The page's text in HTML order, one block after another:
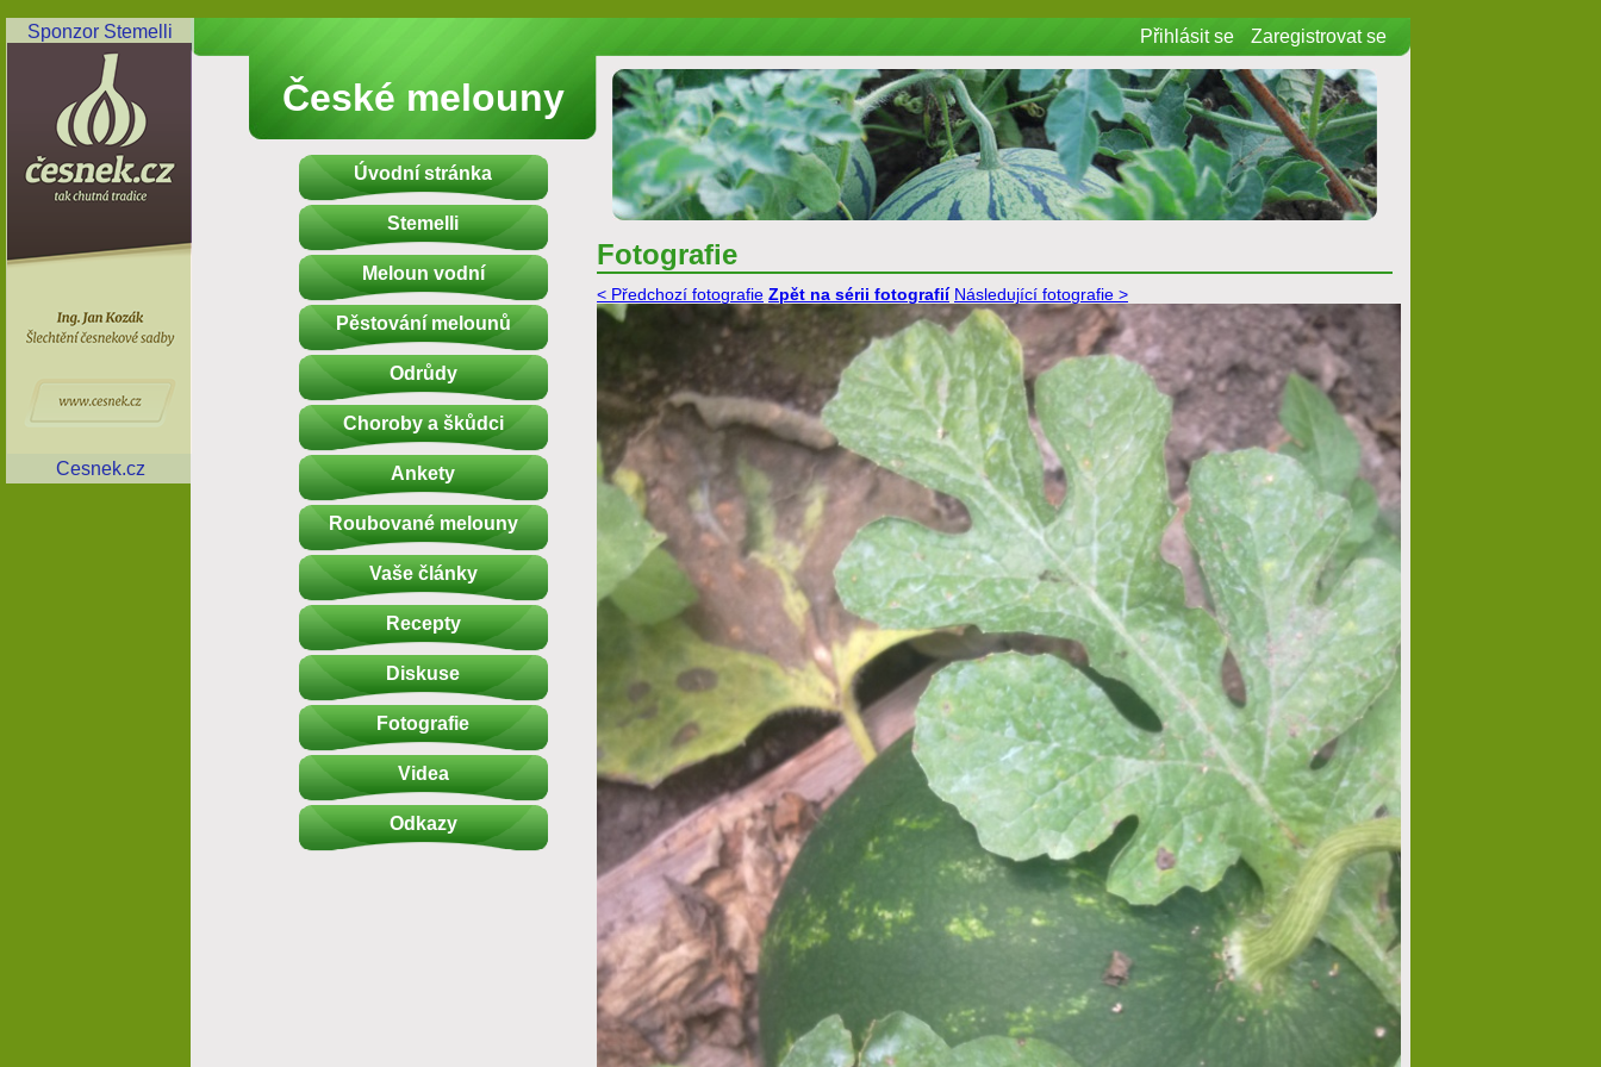
České melouny
Přihlásit se Zaregistrovat se
Úvodní stránka
Stemelli
Meloun vodní
Pěstování melounů
Odrůdy
Choroby a škůdci
Ankety
Roubované melouny
Vaše články
Recepty
Diskuse
Fotografie
Videa
Odkazy
Sponzor Stemelli
Cesnek.cz
Fotografie
< Předchozí fotografie Zpět na sérii fotografií Následující fotografie >